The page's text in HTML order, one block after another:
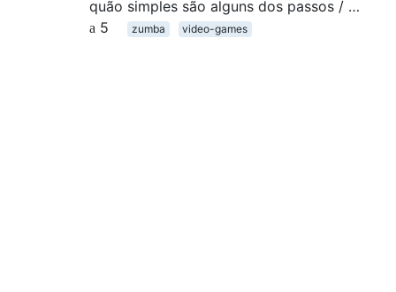
quão simples são alguns dos passos / …
5
zumba video-games